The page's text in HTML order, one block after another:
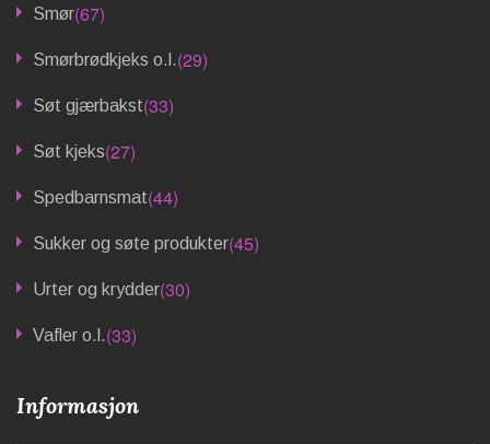
Smør(67)
Smørbrødkjeks o.l.(29)
Søt gjærbakst(33)
Søt kjeks(27)
Spedbarnsmat(44)
Sukker og søte produkter(45)
Urter og krydder(30)
Vafler o.l.(33)
Informasjon